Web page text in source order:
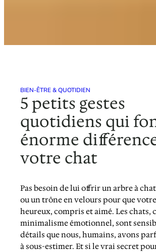
BIEN-ÊTRE & QUOTIDIEN
5 petits gestes
quotidiens qui
énorme
votre chat
Pas besoin de lui offrir un arbre à
ou un trône en velours pour que
heureux, compris et aimé. Les chats,
minimalisme émotionnel, sont
détails que nous, humains, avons
à sous-estimer. Et si le vrai secret